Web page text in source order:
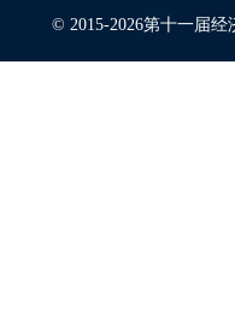
© 2015-2026第十一届